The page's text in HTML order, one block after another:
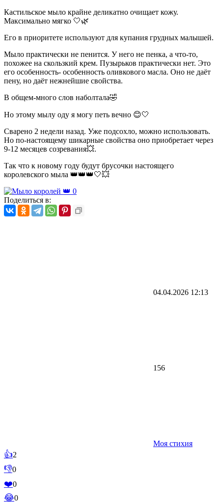
Кастильское мыло крайне деликатно очищает кожу.
Максимально мягко 🤍🌿
Его в приоритете используют для купания грудных малышей.
Мыло практически не пенится. У него не пенка, а что-то,
похожее на скользкий крем. Пузырьков практически нет. Это
его особенность- особенность оливкового масла. Оно не даёт
пену, но даёт нежнейшие свойства.
В общем-много слов наболтала🤣
Но этому мылу оду я могу петь вечно 😊🤍
Сварено 2 недели назад. Уже подсохло, можно использовать.
Но по-настоящему шикарные свойства оно приобретает через
9-12 месяцев созревания💥.
Так что к новому году будут брусочки настоящего
королевского мыла 👑👑👑🤍💥
Поделиться в:
04.04.2026 12:13
156
Моя стихия
👍2
👎0
❤️0
😂0